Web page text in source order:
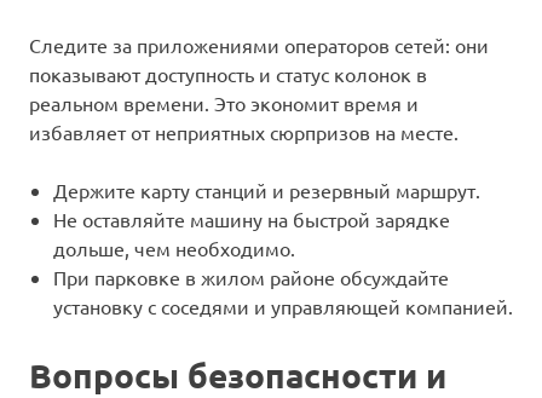
Следите за приложениями операторов сетей: они
показывают доступность и статус колонок в
реальном времени. Это экономит время и
избавляет от неприятных сюрпризов на месте.
Держите карту станций и резервный маршрут.
Не оставляйте машину на быстрой зарядке
дольше, чем необходимо.
При парковке в жилом районе обсуждайте
установку с соседями и управляющей компанией.
Вопросы безопасности и